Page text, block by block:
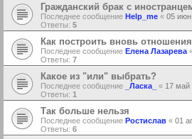
Гражданский брак с
Последнее сообщение Help_me « 05 июн
Ответы: 5
Как построить вновь
Последнее сообщение Елена Лазарева
Ответы: 7
Какое из "или" выбрать?
Последнее сообщение _Ласка_ « 17 май
Ответы: 1
Так больше нельзя
Последнее сообщение Ростислав « 01
Ответы: 6